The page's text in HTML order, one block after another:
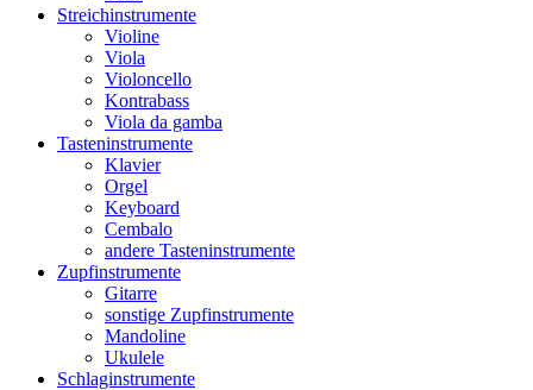
Streichinstrumente
Violine
Viola
Violoncello
Kontrabass
Viola da gamba
Tasteninstrumente
Klavier
Orgel
Keyboard
Cembalo
andere Tasteninstrumente
Zupfinstrumente
Gitarre
sonstige Zupfinstrumente
Mandoline
Ukulele
Schlaginstrumente